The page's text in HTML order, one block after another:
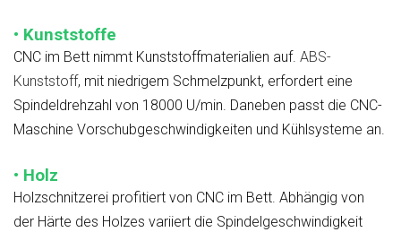
• Kunststoffe
CNC im Bett nimmt Kunststoffmaterialien auf. ABS-
Kunststoff, mit niedrigem Schmelzpunkt, erfordert eine
Spindeldrehzahl von 18000 U/min. Daneben passt die CNC-
Maschine Vorschubgeschwindigkeiten und Kühlsysteme an.
• Holz
Holzschnitzerei profitiert von CNC im Bett. Abhängig von
der Härte des Holzes variiert die Spindelgeschwindigkeit